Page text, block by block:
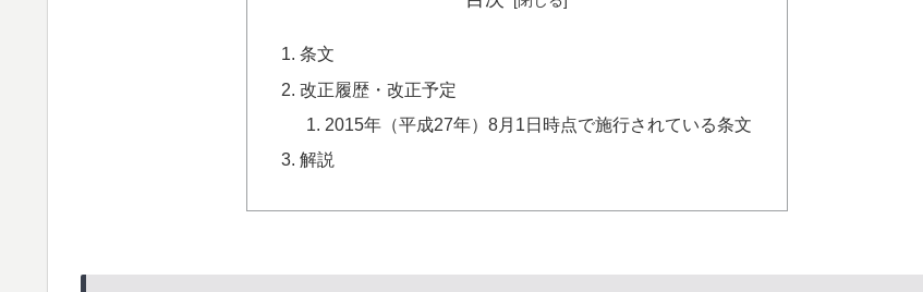
条文
改正履歴・改正予定
2015年（平成27年）8月1日時点で施行されている条文
解説